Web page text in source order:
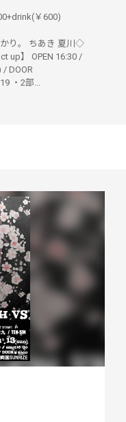
￥600)
かり。 ちあき 夏川◇
up】 OPEN 16:30 /
/ DOOR
・2部...